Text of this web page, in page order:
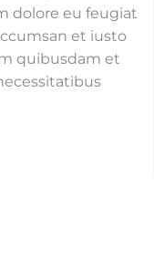
dolore eu feugiat
et iusto
quibusdam et